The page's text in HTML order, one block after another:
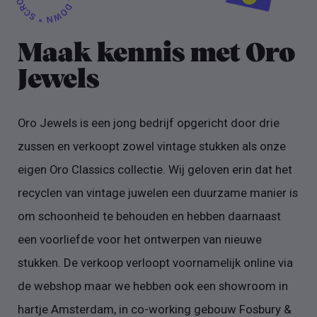
Maak kennis met Oro
Jewels
Oro Jewels is een jong bedrijf opgericht door drie
zussen en verkoopt zowel vintage stukken als onze
eigen Oro Classics collectie. Wij geloven erin dat het
recyclen van vintage juwelen een duurzame manier is
om schoonheid te behouden en hebben daarnaast
een voorliefde voor het ontwerpen van nieuwe
stukken. De verkoop verloopt voornamelijk online via
de webshop maar we hebben ook een showroom in
hartje Amsterdam, in co-working gebouw Fosbury &